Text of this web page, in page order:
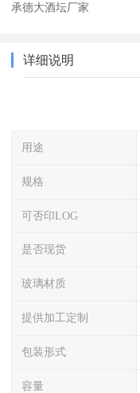
承德大酒坛厂家
详细说明
用途
规格
可否印LOG
是否现货
玻璃材质
提供加工定制
包装形式
容量